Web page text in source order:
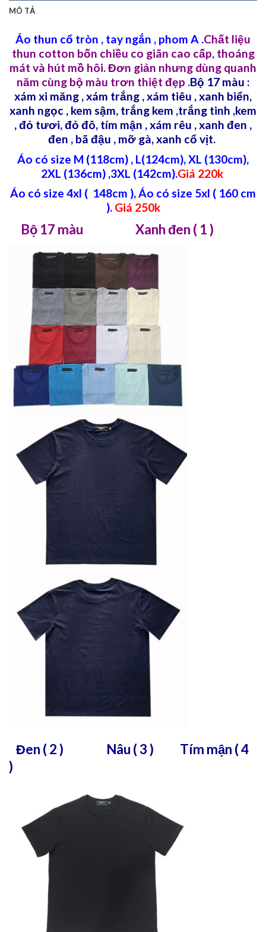
MÔ TẢ
Áo thun cổ tròn , tay ngắn , phom A .Chất liệu
thun cotton bốn chiều co giãn cao cấp, thoáng
mát và hút mồ hôi. Đơn giản nhưng dùng quanh
năm cùng bộ màu trơn thiệt đẹp .Bộ 17 màu :
xám xi măng , xám trắng , xám tiêu , xanh biển,
xanh ngọc , kem sậm, trắng kem ,trắng tinh ,kem
, đỏ tươi, đỏ đô, tím mận , xám rêu , xanh đen ,
đen , bã đậu , mỡ gà, xanh cổ vịt.
Áo có size M (118cm) , L(124cm), XL (130cm),
2XL (136cm) ,3XL (142cm).Giá 220k
Áo có size 4xl ( 148cm ), Áo có size 5xl ( 160 cm
). Giá 250k
Bộ 17 màu Xanh đen ( 1 )
Đen ( 2 ) Nâu ( 3 ) Tím mận ( 4
)